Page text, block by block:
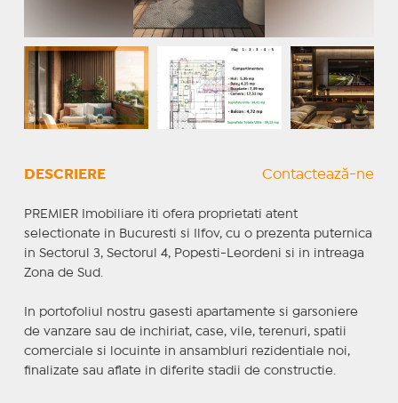
DESCRIERE Contactează-ne
PREMIER Imobiliare iti ofera proprietati atent
selectionate in Bucuresti si Ilfov, cu o prezenta puternica
in Sectorul 3, Sectorul 4, Popesti-Leordeni si in intreaga
Zona de Sud.
In portofoliul nostru gasesti apartamente si garsoniere
de vanzare sau de inchiriat, case, vile, terenuri, spatii
comerciale si locuinte in ansambluri rezidentiale noi,
finalizate sau aflate in diferite stadii de constructie.